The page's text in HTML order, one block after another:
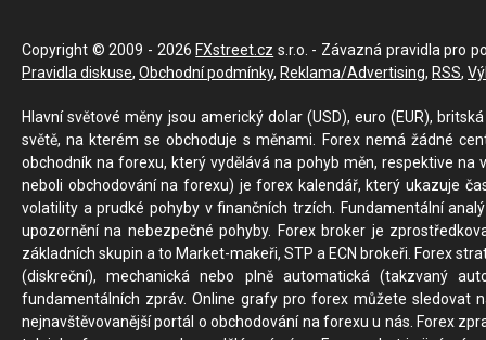
Copyright © 2009 - 2026 FXstreet.cz s.r.o. - Závazná pravidla pro
Pravidla diskuse, Obchodní podmínky, Reklama/Advertising, RSS,
Hlavní světové měny jsou americký dolar (USD), euro (EUR),
světě, na kterém se obchoduje s měnami. Forex nemá žádné
obchodník na forexu, který vydělává na pohyb měn, respektive
neboli obchodování na forexu) je forex kalendář, který ukazuje
volatility a prudké pohyby v finančních trzích. Fundamentální
upozornění na nebezpečné pohyby. Forex broker je
základních skupin a to Market-makeři, STP a ECN brokeři. Forex
(diskreční), mechanická nebo plně automatická (takzvaný
fundamentálních zpráv. Online grafy pro forex můžete sledovat
nejnavštěvovanější portál o obchodování na forexu u nás. Forex